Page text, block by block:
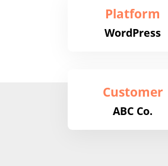
Platform
WordPress
Customer
ABC Co.